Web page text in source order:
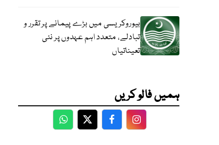
بیوروکریسی میں بڑے پیمانے پر تقرر و
تبادلے، متعدد اہم عہدوں پر نئی
تعیناتیاں
ہمیں فالو کریں
WhatsApp
TwitterFacebookFacebook